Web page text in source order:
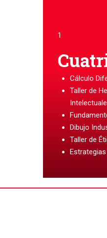
1
Cálculo
Taller de
Dibujo
Taller de